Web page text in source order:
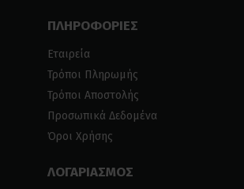
ΠΛΗΡΟΦΟΡΙΕΣ
Εταιρεία
Τρόποι Πληρωμής
Τρόποι Αποστολής
Προσωπικά Δεδομένα
Όροι Χρήσης
ΛΟΓΑΡΙΑΣΜΟΣ